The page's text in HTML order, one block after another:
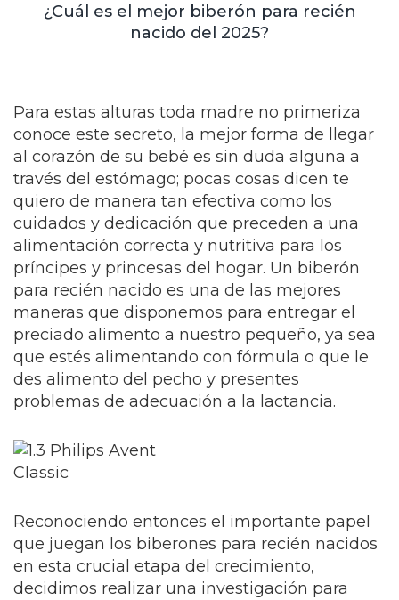
¿Cuál es el mejor biberón para recién
nacido del 2025?
Para estas alturas toda madre no primeriza
conoce este secreto, la mejor forma de llegar
al corazón de su bebé es sin duda alguna a
través del estómago; pocas cosas dicen te
quiero de manera tan efectiva como los
cuidados y dedicación que preceden a una
alimentación correcta y nutritiva para los
príncipes y princesas del hogar. Un biberón
para recién nacido es una de las mejores
maneras que disponemos para entregar el
preciado alimento a nuestro pequeño, ya sea
que estés alimentando con fórmula o que le
des alimento del pecho y presentes
problemas de adecuación a la lactancia.
Reconociendo entonces el importante papel
que juegan los biberones para recién nacidos
en esta crucial etapa del crecimiento,
decidimos realizar una investigación para